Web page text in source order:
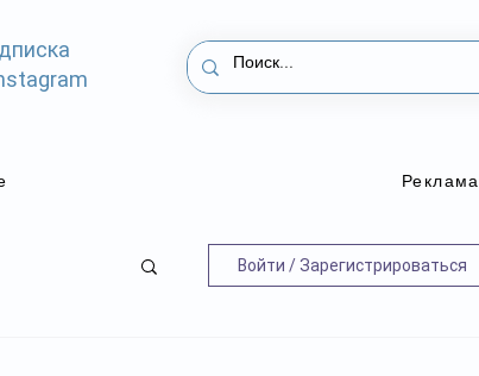
Реклама
Войти / Зарегистрироваться